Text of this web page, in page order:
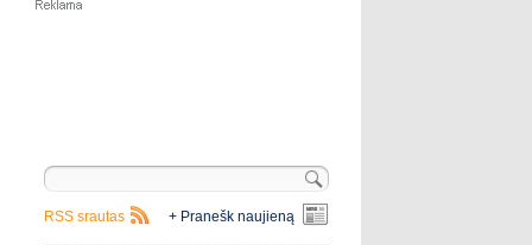
+ Pranešk naujieną
RSS srautas